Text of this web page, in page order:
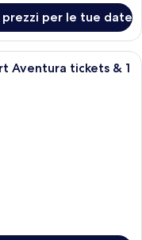
prezzi per le tue date
da letto con un letto,
Aventura tickets & 1